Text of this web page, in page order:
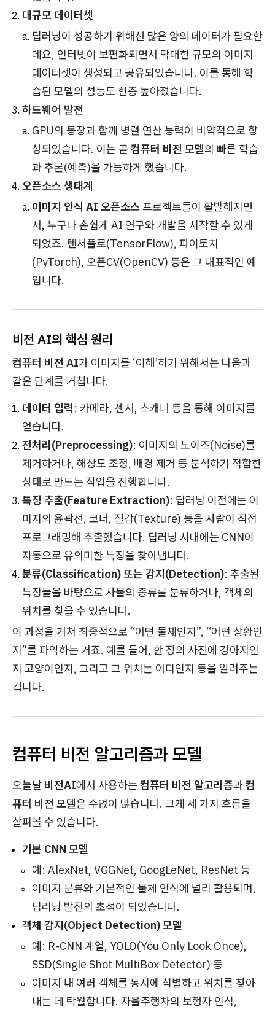
대규모 데이터셋
딥러닝이 성공하기 위해선 많은 양의 데이터가 필요한
데요, 인터넷이 보편화되면서 막대한 규모의 이미지
데이터셋이 생성되고 공유되었습니다. 이를 통해 학
습된 모델의 성능도 한층 높아졌습니다.
하드웨어 발전
GPU의 등장과 함께 병렬 연산 능력이 비약적으로 향
상되었습니다. 이는 곧 컴퓨터 비전 모델의 빠른 학습
과 추론(예측)을 가능하게 했습니다.
오픈소스 생태계
이미지 인식 AI 오픈소스 프로젝트들이 활발해지면
서, 누구나 손쉽게 AI 연구와 개발을 시작할 수 있게
되었죠. 텐서플로(TensorFlow), 파이토치
(PyTorch), 오픈CV(OpenCV) 등은 그 대표적인 예
입니다.
비전 AI의 핵심 원리
컴퓨터 비전 AI가 이미지를 ‘이해’하기 위해서는 다음과
같은 단계를 거칩니다.
데이터 입력: 카메라, 센서, 스캐너 등을 통해 이미지를
얻습니다.
전처리(Preprocessing): 이미지의 노이즈(Noise)를
제거하거나, 해상도 조정, 배경 제거 등 분석하기 적합한
상태로 만드는 작업을 진행합니다.
특징 추출(Feature Extraction): 딥러닝 이전에는 이
미지의 윤곽선, 코너, 질감(Texture) 등을 사람이 직접
프로그래밍해 추출했습니다. 딥러닝 시대에는 CNN이
자동으로 유의미한 특징을 찾아냅니다.
분류(Classification) 또는 감지(Detection): 추출된
특징들을 바탕으로 사물의 종류를 분류하거나, 객체의
위치를 찾을 수 있습니다.
이 과정을 거쳐 최종적으로 “어떤 물체인지”, “어떤 상황인
지”를 파악하는 거죠. 예를 들어, 한 장의 사진에 강아지인
지 고양이인지, 그리고 그 위치는 어디인지 등을 알려주는
겁니다.
컴퓨터 비전 알고리즘과 모델
오늘날 비전AI에서 사용하는 컴퓨터 비전 알고리즘과컴
퓨터 비전 모델은 수없이 많습니다. 크게 세 가지 흐름을
살펴볼 수 있습니다.
기본 CNN 모델
예: AlexNet, VGGNet, GoogLeNet, ResNet 등
이미지 분류와 기본적인 물체 인식에 널리 활용되며,
딥러닝 발전의 초석이 되었습니다.
객체 감지(Object Detection) 모델
예: R-CNN 계열, YOLO(You Only Look Once),
SSD(Single Shot MultiBox Detector) 등
이미지 내 여러 객체를 동시에 식별하고 위치를 찾아
내는 데 탁월합니다. 자율주행차의 보행자 인식,